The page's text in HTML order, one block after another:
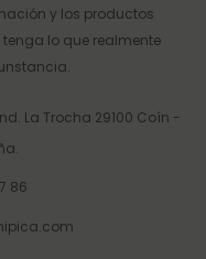
y los productos
lo que realmente
La Trocha 29100 Coín -
86